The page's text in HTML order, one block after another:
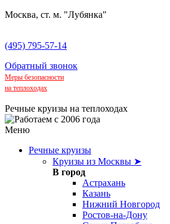
Москва, ст. м. "Лубянка"
(495) 795-57-14
Обратный звонок
Меры безопасности
на теплоходах
Речные круизы на теплоходах
Меню
Речные круизы
Круизы из Москвы ➤
В город
Астрахань
Казань
Нижний Новгород
Ростов-на-Дону